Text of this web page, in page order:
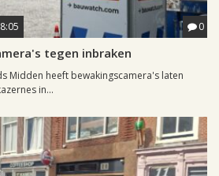
0
tegen inbraken
Midden heeft bewakingscamera's laten
in...